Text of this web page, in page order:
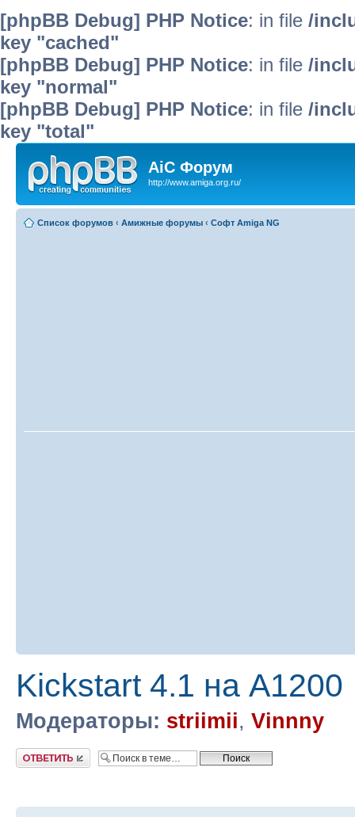
[phpBB Debug] PHP Notice: in file /
key "cached"
[phpBB Debug] PHP Notice: in file /
key "normal"
[phpBB Debug] PHP Notice: in file /
key "total"
AiC Форум
http://www.amiga.org.ru/
Список форумов ‹ Амижные форумы ‹ Софт Amiga NG
Kickstart 4.1 на А1200
Модераторы: striimii, Vinnny
Ответить